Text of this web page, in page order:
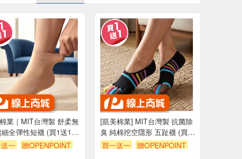
業｜MIT台灣製 舒柔無
全彈性短襪 (買1送1，
4/6..下單，贈送隨機)
一 贈OPENPOINT
[凱美棉業] MIT台灣製 抗菌除
臭 純棉挖空隱形 五趾襪 (買1
送1，雙數2/4/6..下單，贈送
買一送一 贈OPENPOINT